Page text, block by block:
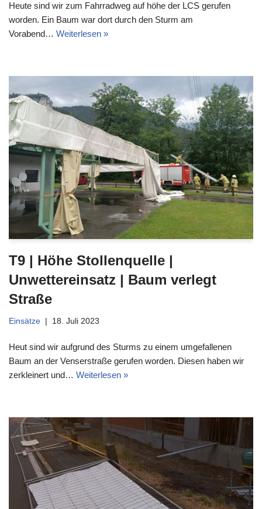
Heute sind wir zum Fahrradweg auf höhe der LCS gerufen
worden. Ein Baum war dort durch den Sturm am
Vorabend… Weiterlesen »
T9 | Höhe Stollenquelle |
Unwettereinsatz | Baum verlegt
Straße
Einsätze 18. Juli 2023
Heut sind wir aufgrund des Sturms zu einem umgefallenen
Baum an der Venserstraße gerufen worden. Diesen haben wir
zerkleinert und… Weiterlesen »